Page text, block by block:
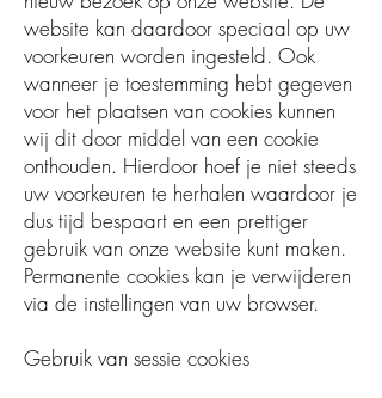
website kan daardoor speciaal op uw
voorkeuren worden ingesteld. Ook
wanneer je toestemming hebt gegeven
voor het plaatsen van cookies kunnen
wij dit door middel van een cookie
onthouden. Hierdoor hoef je niet steeds
uw voorkeuren te herhalen waardoor je
dus tijd bespaart en een prettiger
gebruik van onze website kunt maken.
Permanente cookies kan je verwijderen
via de instellingen van uw browser.
Gebruik van sessie cookies